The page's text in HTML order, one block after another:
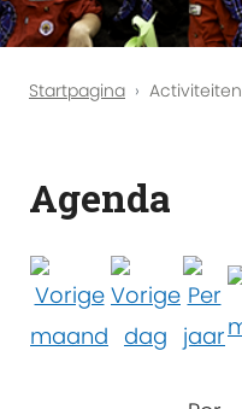
Startpagina Activiteiten
Agenda